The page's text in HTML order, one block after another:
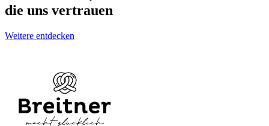
die uns vertrauen
Weitere entdecken